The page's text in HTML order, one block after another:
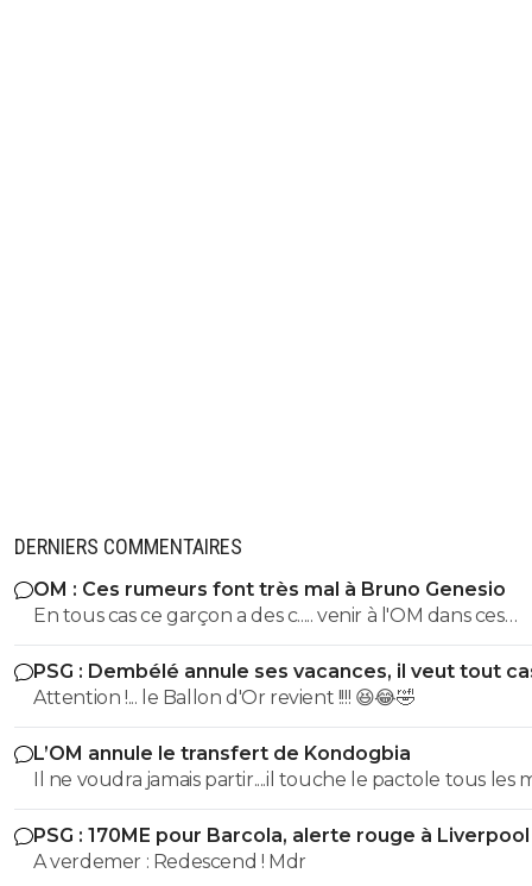
DERNIERS COMMENTAIRES
OM : Ces rumeurs font très mal à Bruno Genesio
En tous cas ce garçon a des c..... venir à l'OM dans ces
conditions, bravo, respect
PSG : Dembélé annule ses vacances, il veut tout
Attention !... le Ballon d'Or revient !!!! 😆😂🤣
L’OM annule le transfert de Kondogbia
Il ne voudra jamais partir....il touche le pactole tous les
Marseille. Il est cramé en plus
PSG : 170ME pour Barcola, alerte rouge à Liverpool
A verdemer : Redescend ! Mdr